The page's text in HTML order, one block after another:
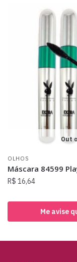
Out
OLHOS
Máscara 84599
R$ 16,64
Me avise